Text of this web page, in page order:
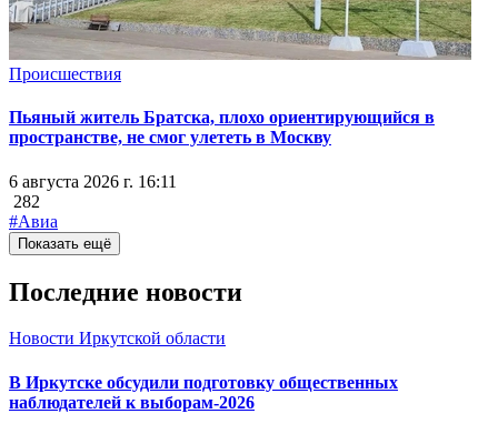
Происшествия
Пьяный житель Братска, плохо ориентирующийся в
пространстве, не смог улететь в Москву
6 августа 2026 г. 16:11
282
#Авиа
Показать ещё
Последние новости
Новости Иркутской области
В Иркутске обсудили подготовку общественных
наблюдателей к выборам-2026